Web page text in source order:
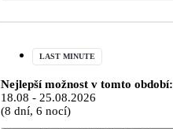
LAST MINUTE
Nejlepší možnost v tomto období:
18.08 - 25.08.2026
(8 dní, 6 nocí)